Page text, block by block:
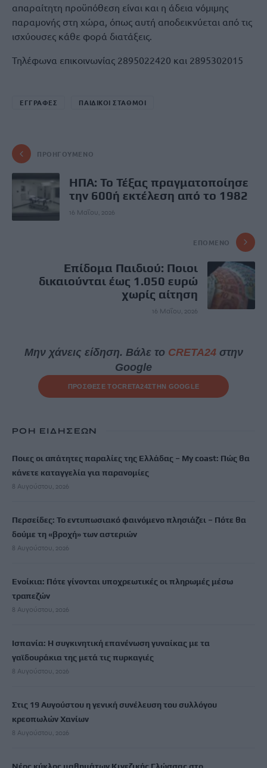
απαραίτητη προϋπόθεση είναι και η άδεια νόμιμης
παραμονής στη χώρα, όπως αυτή αποδεικνύεται από τις
ισχύουσες κάθε φορά διατάξεις.
Τηλέφωνα επικοινωνίας 2895022420 και 2895302015
ΕΓΓΡΑΦΕΣ ΠΑΙΔΙΚΟΙ ΣΤΑΘΜΟΙ
ΠΡΟΗΓΟΎΜΕΝΟ
ΗΠΑ: Το Τέξας πραγματοποίησε
την 600ή εκτέλεση από το 1982
16 Μαΐου, 2026
ΕΠΌΜΕΝΟ
Επίδομα Παιδιού: Ποιοι
δικαιούνται έως 1.050 ευρώ
χωρίς αίτηση
16 Μαΐου, 2026
Μην χάνεις είδηση. Βάλε το CRETA24στην
Google
ΠΡΟΣΘΕΣΕ ΤΟCRETA24ΣΤΗΝ GOOGLE
ΡΟΗ ΕΙΔΗΣΕΩΝ
Ποιες οι απάτητες παραλίες της Ελλάδας – My coast: Πώς θα
κάνετε καταγγελία για παρανομίες
8 Αυγούστου, 2026
Περσείδες: Το εντυπωσιακό φαινόμενο πλησιάζει – Πότε θα
δούμε τη «βροχή» των αστεριών
8 Αυγούστου, 2026
Ενοίκια: Πότε γίνονται υποχρεωτικές οι πληρωμές μέσω
τραπεζών
8 Αυγούστου, 2026
Ισπανία: Η συγκινητική επανένωση γυναίκας με τα
γαϊδουράκια της μετά τις πυρκαγιές
8 Αυγούστου, 2026
Στις 19 Αυγούστου η γενική συνέλευση του συλλόγου
κρεοπωλών Χανίων
8 Αυγούστου, 2026